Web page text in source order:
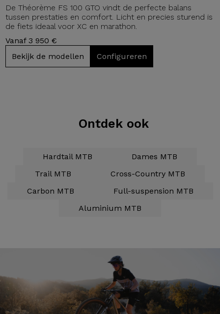
De Théorème FS 100 GTO vindt de perfecte balans
tussen prestaties en comfort. Licht en precies sturend is
de fiets ideaal voor XC en marathon.
Vanaf 3 950 €
Bekijk de modellen
Configureren
Ontdek ook
Hardtail MTB
Dames MTB
Trail MTB
Cross-Country MTB
Carbon MTB
Full-suspension MTB
Aluminium MTB